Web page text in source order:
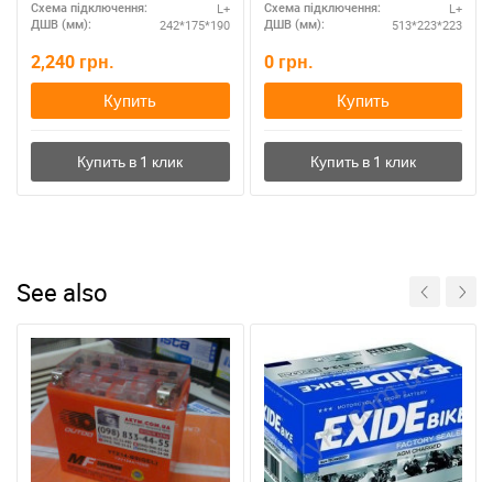
Схема підключення: L+
ДШВ (мм): 242*175*190
2,240 грн.
Купить
Схема підключення: L+
ДШВ (мм): 513*223*223
0 грн.
Купить
See also